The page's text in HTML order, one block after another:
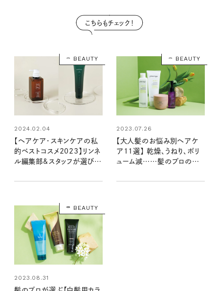
こちらもチェック！
BEAUTY
2024.02.04
【ヘアケア・スキンケアの私
的ベストコスメ2023】リンネ
ル編集部&スタッフが選びま
BEAUTY
2023.07.26
【大人髪のお悩み別ヘアケ
ア11選】 乾燥、うねり、ボリ
ューム減……髪のプロのお
BEAUTY
2023.08.31